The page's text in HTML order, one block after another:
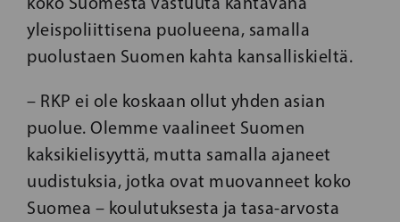
yleispoliittisena puolueena, samalla
puolustaen Suomen kahta kansalliskieltä.
– RKP ei ole koskaan ollut yhden asian
puolue. Olemme vaalineet Suomen
kaksikielisyyttä, mutta samalla ajaneet
uudistuksia, jotka ovat muovanneet koko
Suomea – koulutuksesta ja tasa-arvosta